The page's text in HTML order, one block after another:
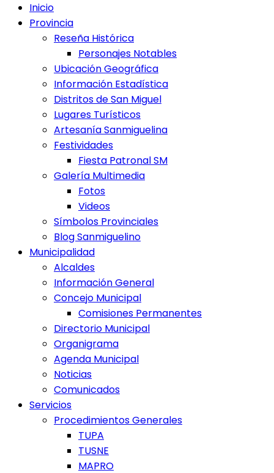
Inicio
Provincia
Reseña Histórica
Personajes Notables
Ubicación Geográfica
Información Estadística
Distritos de San Miguel
Lugares Turísticos
Artesanía Sanmiguelina
Festividades
Fiesta Patronal SM
Galería Multimedia
Fotos
Videos
Símbolos Provinciales
Blog Sanmiguelino
Municipalidad
Alcaldes
Información General
Concejo Municipal
Comisiones Permanentes
Directorio Municipal
Organigrama
Agenda Municipal
Noticias
Comunicados
Servicios
Procedimientos Generales
TUPA
TUSNE
MAPRO